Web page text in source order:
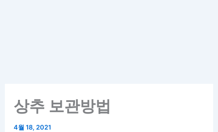
상추 보관방법
4월 18, 2021